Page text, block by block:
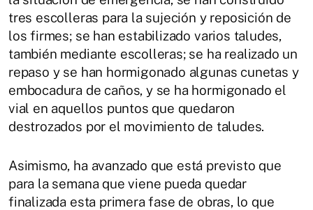
tres escolleras para la sujeción y reposición de
los firmes; se han estabilizado varios taludes,
también mediante escolleras; se ha realizado un
repaso y se han hormigonado algunas cunetas y
embocadura de caños, y se ha hormigonado el
vial en aquellos puntos que quedaron
destrozados por el movimiento de taludes.
Asimismo, ha avanzado que está previsto que
para la semana que viene pueda quedar
finalizada esta primera fase de obras, lo que